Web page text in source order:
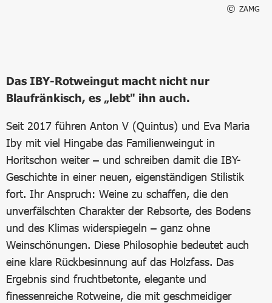
ZAMG
Das IBY-Rotweingut macht nicht nur
Blaufränkisch, es „lebt" ihn auch.
Seit 2017 führen Anton V (Quintus) und Eva Maria
Iby mit viel Hingabe das Familienweingut in
Horitschon weiter – und schreiben damit die IBY-
Geschichte in einer neuen, eigenständigen Stilistik
fort. Ihr Anspruch: Weine zu schaffen, die den
unverfälschten Charakter der Rebsorte, des Bodens
und des Klimas widerspiegeln – ganz ohne
Weinschönungen. Diese Philosophie bedeutet auch
eine klare Rückbesinnung auf das Holzfass. Das
Ergebnis sind fruchtbetonte, elegante und
finessenreiche Rotweine, die mit geschmeidiger